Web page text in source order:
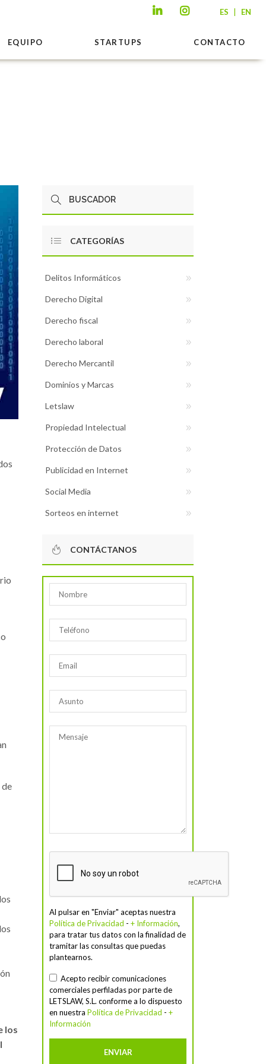
ES | EN
EQUIPO STARTUPS CONTACTO
de
los
CATEGORÍAS
Delitos Informáticos
Derecho Digital
Derecho fiscal
Derecho laboral
Derecho Mercantil
Dominios y Marcas
Letslaw
Propiedad Intelectual
Protección de Datos
Publicidad en Internet
Social Media
Sorteos en internet
CONTÁCTANOS
Al pulsar en "Enviar" aceptas nuestra
Política de Privacidad - + Información,
para tratar tus datos con la finalidad de
tramitar las consultas que puedas
plantearnos.
Acepto recibir comunicaciones
comerciales perfiladas por parte de
LETSLAW, S.L. conforme a lo dispuesto
en nuestra Política de Privacidad - +
Información